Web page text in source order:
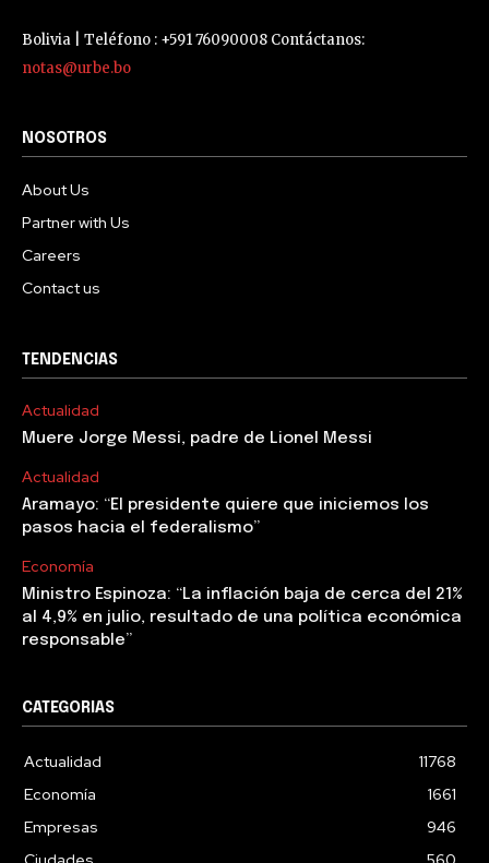
Bolivia | Teléfono : +591 76090008 Contáctanos:
notas@urbe.bo
NOSOTROS
About Us
Partner with Us
Careers
Contact us
TENDENCIAS
Actualidad
Muere Jorge Messi, padre de Lionel Messi
Actualidad
Aramayo: “El presidente quiere que iniciemos los
pasos hacia el federalismo”
Economía
Ministro Espinoza: “La inflación baja de cerca del 21%
al 4,9% en julio, resultado de una política económica
responsable”
CATEGORIAS
Actualidad
11768
Economía
1661
Empresas
946